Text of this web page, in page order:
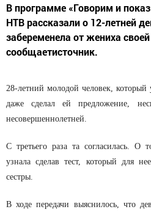
В программе «Говорим и
НТВ рассказали о 12-летней
забеременела от жениха
сообщаетисточник.
28-летний молодой человек, который
даже сделал ей предложение,
несовершеннолетней.
С третьего раза та согласилась. О
узнала сделав тест, который для
сестры.
В ходе передачи выяснилось, что